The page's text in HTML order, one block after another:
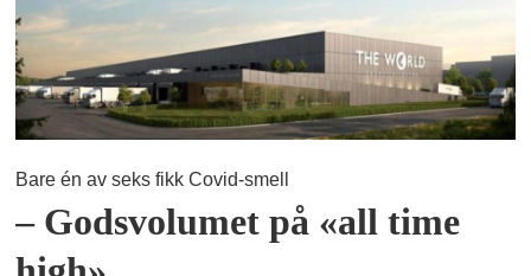
Bare én av seks fikk Covid-smell
– Godsvolumet på «all time